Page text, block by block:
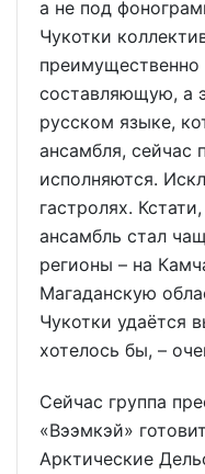
а не под
Чукотки
составляющую, а
русском языке,
ансамбля, сейчас
исполняются.
гастролях.
ансамбль стал
регионы – на
Магаданскую
Чукотки удаётся
хотелось бы, –
Сейчас группа
«Вээмкэй»
Арктические